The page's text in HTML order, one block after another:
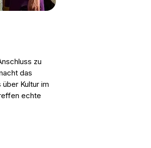
zu
das
Kultur im
echte